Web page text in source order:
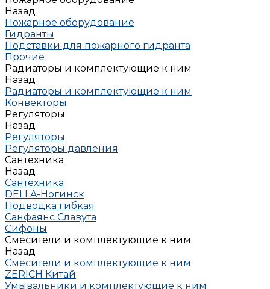
Назад
Пожарное оборудование
Гидранты
Подставки для пожарного гидранта
Прочие
Радиаторы и комплектующие к ним
Назад
Радиаторы и комплектующие к ним
Конвекторы
Регуляторы
Назад
Регуляторы
Регуляторы давления
Сантехника
Назад
Сантехника
DELLA-Ногинск
Подводка гибкая
Санфаянс Славута
Сифоны
Смесители и комплектующие к ним
Назад
Смесители и комплектующие к ним
ZERICH Китай
Умывальники и комплектующие к ним